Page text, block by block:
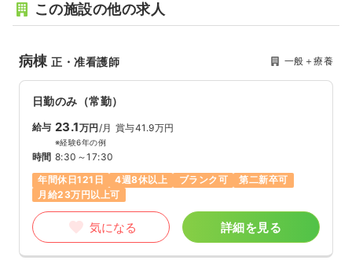
この施設の他の求人
病棟正・准看護師 一般＋療養
日勤のみ（常勤）
給与 23.1万円/月 賞与41.9万円
※経験6年の例
時間 8:30～17:30
年間休日121日
4週8休以上 ブランク可
第二新卒可
月給23万円以上可
気になる 詳細を見る